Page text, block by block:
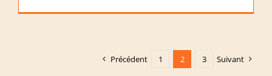
Précédent 1 2 3 Suivant